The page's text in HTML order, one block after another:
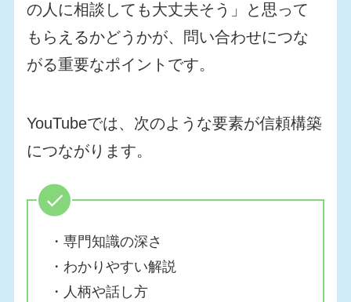
の人に相談しても大丈夫そう」と思って
もらえるかどうかが、問い合わせにつな
がる重要なポイントです。
YouTubeでは、次のような要素が信頼構築
につながります。
・専門知識の深さ
・わかりやすい解説
・人柄や話し方